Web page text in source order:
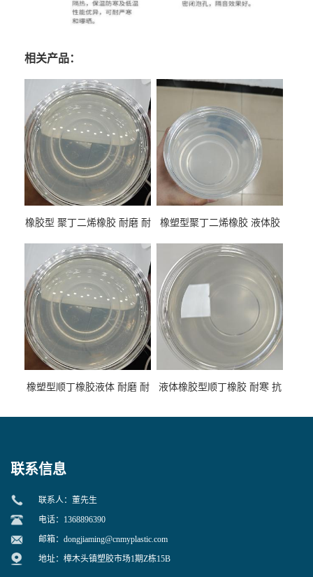
相关产品：
橡胶型 聚丁二烯橡胶 耐磨 耐
性
橡塑型聚丁二烯橡胶 液体胶
专用
橡塑型顺丁橡胶液体 耐磨 耐
液体橡胶型顺丁橡胶 耐寒 抗
联系信息
联系人：董先生
电话：1368896390
邮箱： dongjiaming@cnmyplastic.com
地址：樟木头镇塑胶市场1期Z栋15B